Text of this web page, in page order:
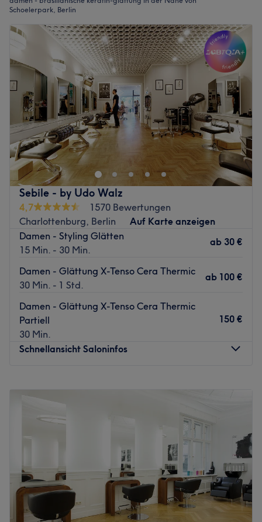
Schoelerpark, Berlin
Sebile - by Udo Walz
4,7
1570 Bewertungen
Charlottenburg, Berlin
Auf Karte anzeigen
Damen - Styling Glätten
15 Min. - 30 Min.
ab 30 €
Damen - Glättung X-Tenso Cera Thermic
30 Min. - 1 Std.
ab 100 €
Damen - Glättung X-Tenso Cera Thermic
Partiell
30 Min.
150 €
Schnellansicht Saloninfos
Donnerstag
10:00– 19:00
10:00
19:00
09:00
Sonntag
Geschlossen
Haare wie vom Profi – die gibt es nicht nur im Traum,
sondern am besten gleich im Friseursalon SEBILE by Udo